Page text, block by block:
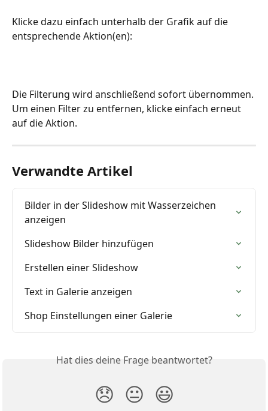
Klicke dazu einfach unterhalb der Grafik auf die
entsprechende Aktion(en):
Die Filterung wird anschließend sofort übernommen.
Um einen Filter zu entfernen, klicke einfach erneut
auf die Aktion.
Verwandte Artikel
Bilder in der Slideshow mit Wasserzeichen
anzeigen
Slideshow Bilder hinzufügen
Erstellen einer Slideshow
Text in Galerie anzeigen
Shop Einstellungen einer Galerie
Hat dies deine Frage beantwortet?
😞 😐 😃